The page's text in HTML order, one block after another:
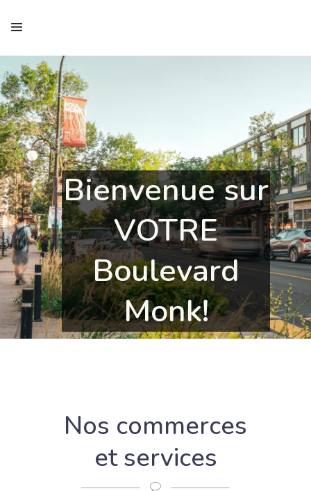
Bienvenue sur
VOTRE
Boulevard
Monk!
Nos commerces
et services